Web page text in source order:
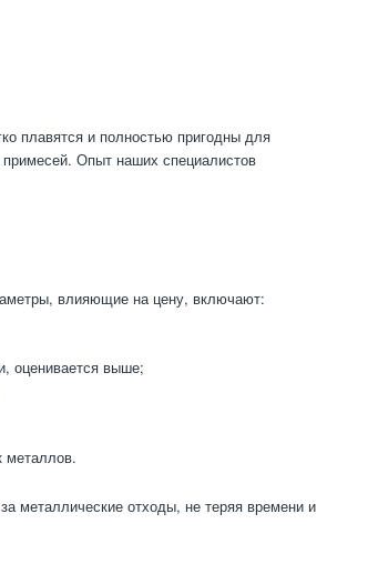
плавятся и полностью пригодны для
примесей. Опыт наших специалистов
влияющие на цену, включают:
оценивается выше;
металлов.
металлические отходы, не теряя времени и